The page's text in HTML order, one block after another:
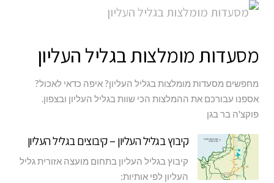
מסעדות מומלצות בגליל העליון
מחפשים מסעדות מומלצות בגליל העליון? איפה כדאי לאכול?
אספנו עבורכם את ההמלצות הכי שוות בגליל העליון ובצפון.
פוקצ'ה בר בגן
קיבוץ בגליל העליון – קיבוצים בגליל העליון
קיבוץ בגליל העליון בתחום מועצה אזורית גליל
העליון לפי אותיות: